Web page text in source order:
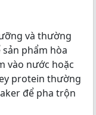
và thường
phẩm hòa
vào nước hoặc
protein thường
để pha trộn